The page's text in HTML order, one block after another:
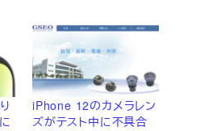
iPhone 12のカメラレン
ズがテスト中に不具合